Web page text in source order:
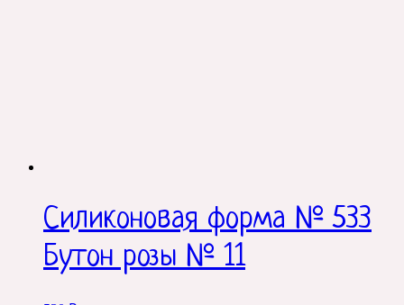
Силиконовая форма № 533
Бутон розы № 11